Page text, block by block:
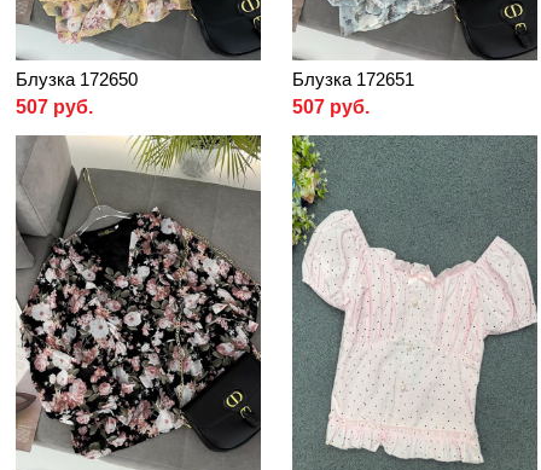
Блузка 172650
507 руб.
Блузка 172651
507 руб.